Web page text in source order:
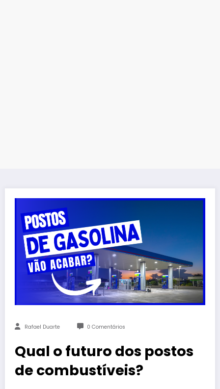
Rafael Duarte 0 Comentários
Qual o futuro dos postos
de combustíveis?